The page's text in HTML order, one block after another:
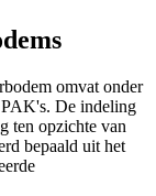
omvat onder
PAK's. De indeling
ten opzichte van
bepaald uit het